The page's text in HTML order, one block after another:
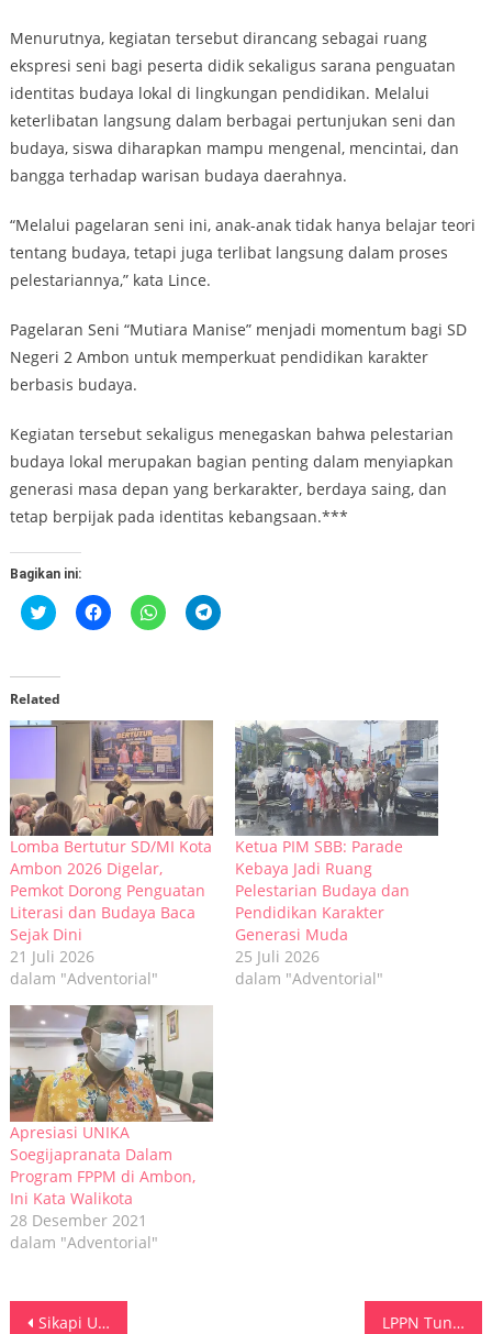
Menurutnya, kegiatan tersebut dirancang sebagai ruang
ekspresi seni bagi peserta didik sekaligus sarana penguatan
identitas budaya lokal di lingkungan pendidikan. Melalui
keterlibatan langsung dalam berbagai pertunjukan seni dan
budaya, siswa diharapkan mampu mengenal, mencintai, dan
bangga terhadap warisan budaya daerahnya.
“Melalui pagelaran seni ini, anak-anak tidak hanya belajar teori
tentang budaya, tetapi juga terlibat langsung dalam proses
pelestariannya,” kata Lince.
Pagelaran Seni “Mutiara Manise” menjadi momentum bagi SD
Negeri 2 Ambon untuk memperkuat pendidikan karakter
berbasis budaya.
Kegiatan tersebut sekaligus menegaskan bahwa pelestarian
budaya lokal merupakan bagian penting dalam menyiapkan
generasi masa depan yang berkarakter, berdaya saing, dan
tetap berpijak pada identitas kebangsaan.***
Bagikan ini:
Klik
untuk
di
jendela
yang
baru)
Klik
untuk
baru)
Klik
untuk
baru)
Klik
untuk
baru)
Related
Lomba Bertutur SD/MI Kota
Ambon 2026 Digelar,
Pemkot Dorong Penguatan
Literasi dan Budaya Baca
Sejak Dini
21 Juli 2026
dalam "Adventorial"
Ketua PIM SBB: Parade
Kebaya Jadi Ruang
Pelestarian Budaya dan
Pendidikan Karakter
Generasi Muda
25 Juli 2026
dalam "Adventorial"
Apresiasi UNIKA
Soegijapranata Dalam
Program FPPM di Ambon,
Ini Kata Walikota
28 Desember 2021
dalam "Adventorial"
Navigasi
Sikapi Unras Bulan Juli Mendatang, Kapolda Kepri Pastikan Situasi Kamtibmas Aman Dan Kondusif LPPN Tunjuk Ronny Loppies Pimpin Dewan Juri PESPARAWI Nasional XIV di Manokwari